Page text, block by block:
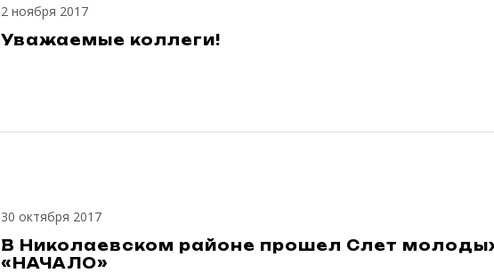
2 ноября 2017
Уважаемые коллеги!
30 октября 2017
В Николаевском районе прошел Слет
«НАЧАЛО»